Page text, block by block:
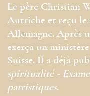
Le père Christian
Autriche et reçu le
Allemagne. Après
exerça un
Suisse. Il a déjà
spiritualité -
patristiques.